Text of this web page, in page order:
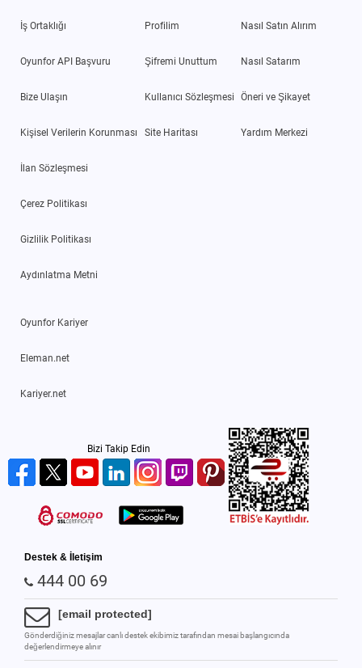
İş Ortaklığı
Oyunfor API Başvuru
Bize Ulaşın
Kişisel Verilerin Korunması
İlan Sözleşmesi
Çerez Politikası
Gizlilik Politikası
Aydınlatma Metni
Profilim
Şifremi Unuttum
Kullanıcı Sözleşmesi
Site Haritası
Nasıl Satın Alırım
Nasıl Satarım
Öneri ve Şikayet
Yardım Merkezi
Oyunfor Kariyer
Eleman.net
Kariyer.net
Bizi Takip Edin
Destek & İletişim
444 00 69
[email protected]
Gönderdiğiniz mesajlar canlı destek ekibimiz tarafından mesai başlangıcında
değerlendirmeye alınır